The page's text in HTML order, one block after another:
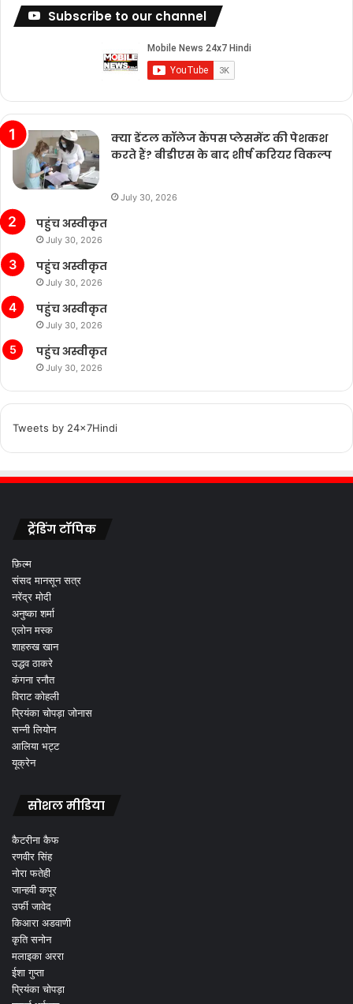
Subscribe to our channel
क्या डेंटल कॉलेज कैंपस प्लेसमेंट की पेशकश
करते हैं? बीडीएस के बाद शीर्ष करियर विकल्प
July 30, 2026
पहुंच अस्वीकृत
July 30, 2026
पहुंच अस्वीकृत
July 30, 2026
पहुंच अस्वीकृत
July 30, 2026
पहुंच अस्वीकृत
July 30, 2026
Tweets by 24x7Hindi
ट्रेंडिंग टॉपिक
फ़िल्म
संसद मानसून सत्र
नरेंद्र मोदी
अनुष्का शर्मा
एलोन मस्क
शाहरुख खान
उद्धव ठाकरे
कंगना रनौत
विराट कोहली
प्रियंका चोपड़ा जोनास
सन्नी लियोन
आलिया भट्ट
यूक्रेन
सोशल मीडिया
कैटरीना कैफ
रणवीर सिंह
नोरा फतेही
जान्हवी कपूर
उर्फी जावेद
किआरा अडवाणी
कृति सनोन
मलाइका अररा
ईशा गुप्ता
प्रियंका चोपड़ा